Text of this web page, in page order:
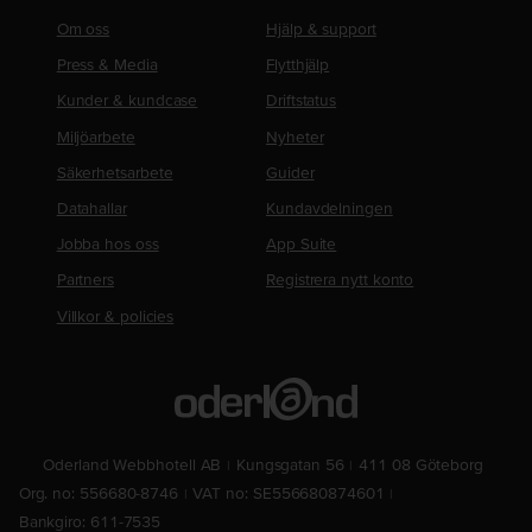
Om oss
Press & Media
Kunder & kundcase
Miljöarbete
Säkerhetsarbete
Datahallar
Jobba hos oss
Partners
Villkor & policies
Hjälp & support
Flytthjälp
Driftstatus
Nyheter
Guider
Kundavdelningen
App Suite
Registrera nytt konto
Oderland Webbhotell AB Kungsgatan 56
411 08 Göteborg
Org. no: 556680-8746
VAT no: SE556680874601
Bankgiro: 611-7535